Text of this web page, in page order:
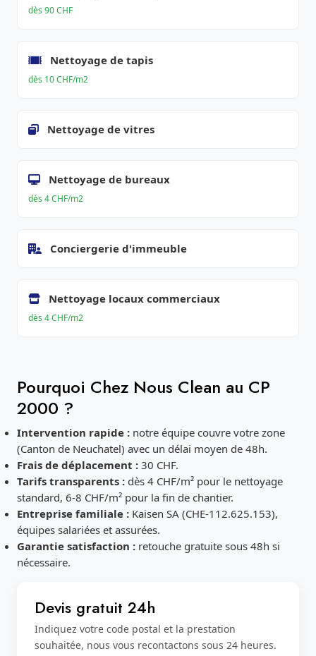
dès 90 CHF
Nettoyage de tapis
dès 10 CHF/m2
Nettoyage de vitres
Nettoyage de bureaux
dès 4 CHF/m2
Conciergerie d'immeuble
Nettoyage locaux commerciaux
dès 4 CHF/m2
Pourquoi Chez Nous Clean au CP
2000 ?
Intervention rapide :notre équipe couvre votre zone
(Canton de Neuchatel) avec un délai moyen de 48h.
Frais de déplacement :30 CHF.
Tarifs transparents :dès 4 CHF/m² pour le nettoyage
standard, 6-8 CHF/m² pour la fin de chantier.
Entreprise familiale :Kaisen SA (CHE-112.625.153),
équipes salariées et assurées.
Garantie satisfaction :retouche gratuite sous 48h si
nécessaire.
Devis gratuit 24h
Indiquez votre code postal et la prestation
souhaitée, nous vous recontactons sous 24 heures.